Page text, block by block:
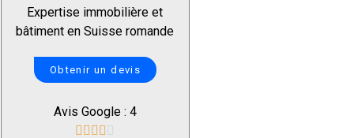
Expertise immobilière et
bâtiment en Suisse romande
Obtenir un devis
Avis Google : 4
    